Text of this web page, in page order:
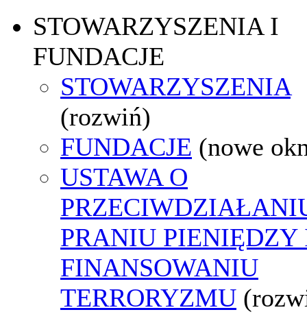
STOWARZYSZENIA I
FUNDACJE
STOWARZYSZENIA
(rozwiń)
FUNDACJE (nowe
USTAWA O
PRANIU PIENIĘDZY
FINANSOWANIU
TERRORYZMU